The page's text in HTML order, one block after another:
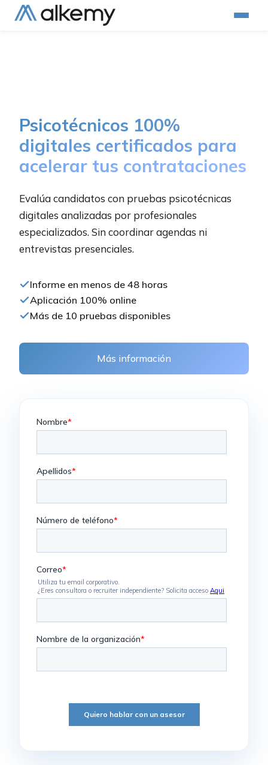
Psicotécnicos 100%
digitales certificados para
acelerar tus contrataciones
Evalúa candidatos con pruebas psicotécnicas
digitales analizadas por profesionales
especializados. Sin coordinar agendas ni
entrevistas presenciales.
Informe en menos de 48 horas
Aplicación 100% online
Más de 10 pruebas disponibles
Más información